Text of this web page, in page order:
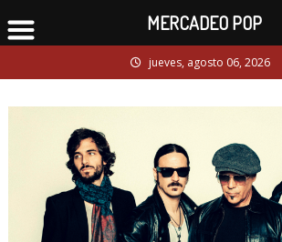
to
jueves, agosto 06, 2026
MERCADEO POP